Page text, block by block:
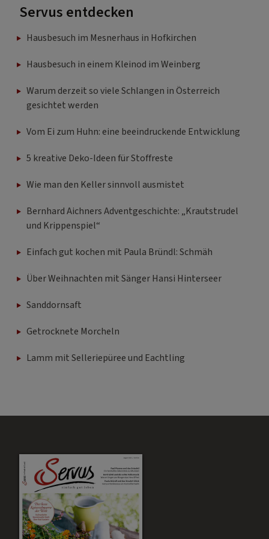
Servus entdecken
Hausbesuch im Mesnerhaus in Hofkirchen
Hausbesuch in einem Kleinod im Weinberg
Warum derzeit so viele Schlangen in Österreich
gesichtet werden
Vom Ei zum Huhn: eine beeindruckende Entwicklung
5 kreative Deko-Ideen für Stoffreste
Wie man den Keller sinnvoll ausmistet
Bernhard Aichners Adventgeschichte: „Krautstrudel
und Krippenspiel“
Einfach gut kochen mit Paula Bründl: Schmäh
Über Weihnachten mit Sänger Hansi Hinterseer
Sanddornsaft
Getrocknete Morcheln
Lamm mit Selleriepüree und Eachtling